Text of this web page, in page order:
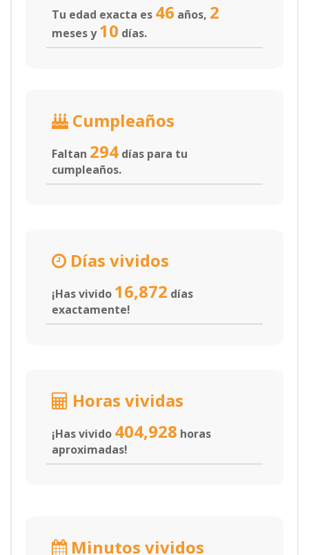
Tu edad exacta es 46 años, 2
meses y10 días.
Cumpleaños
Faltan 294 días para tu
cumpleaños.
Días vividos
¡Has vivido 16,872 días
exactamente!
Horas vividas
¡Has vivido 404,928 horas
aproximadas!
Minutos vividos